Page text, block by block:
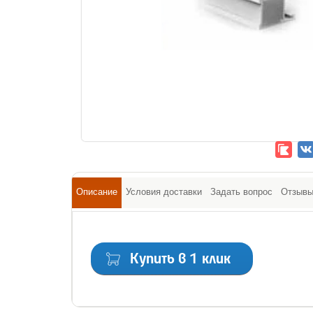
Описание Условия доставки Задать вопрос Отзывы
Купить в 1 клик